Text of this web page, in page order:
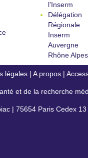
l'Inserm
Délégation
Régionale
Inserm
Auvergne
Rhône Alpes
légales | A propos |
conforme)
et de la recherche
| 75654 Paris Cedex 13